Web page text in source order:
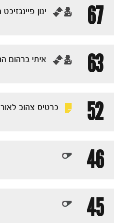
משחקים
ותוצאות
67 ‏ינון
63 ‏איתי ברהום
52 כרטיס צהוב
46
45